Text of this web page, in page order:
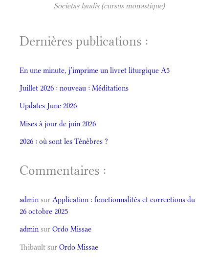
Societas laudis (cursus monastique)
Dernières publications :
En une minute, j’imprime un livret liturgique A5
Juillet 2026 : nouveau : Méditations
Updates June 2026
Mises à jour de juin 2026
2026 : où sont les Ténèbres ?
Commentaires :
admin sur Application : fonctionnalités et corrections du
26 octobre 2025
admin sur Ordo Missae
Thibault sur Ordo Missae